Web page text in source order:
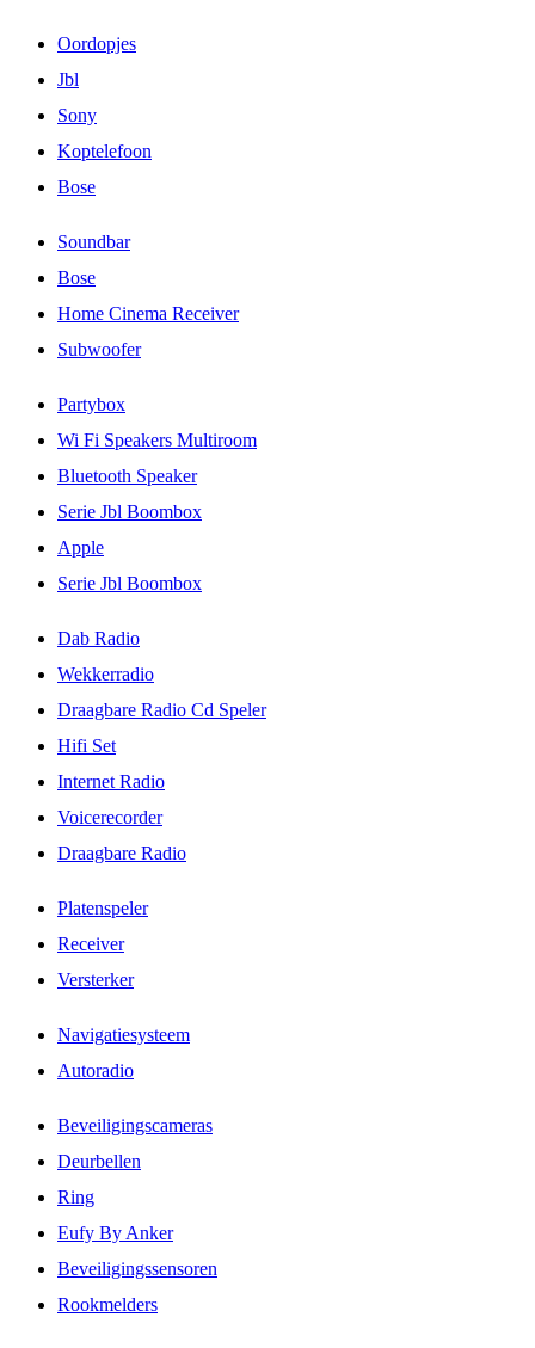
Oordopjes
Jbl
Sony
Koptelefoon
Bose
Soundbar
Bose
Home Cinema Receiver
Subwoofer
Partybox
Wi Fi Speakers Multiroom
Bluetooth Speaker
Serie Jbl Boombox
Apple
Serie Jbl Boombox
Dab Radio
Wekkerradio
Draagbare Radio Cd Speler
Hifi Set
Internet Radio
Voicerecorder
Draagbare Radio
Platenspeler
Receiver
Versterker
Navigatiesysteem
Autoradio
Beveiligingscameras
Deurbellen
Ring
Eufy By Anker
Beveiligingssensoren
Rookmelders